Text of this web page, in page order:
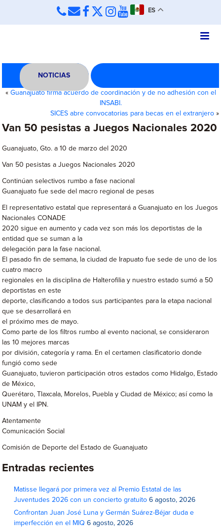
ES
NOTICIAS
« Guanajuato firma acuerdo de coordinación y de no adhesión con el
INSABI.
SICES abre convocatorias para becas en el extranjero»
Van 50 pesistas a Juegos Nacionales 2020
Guanajuato, Gto. a 10 de marzo del 2020
Van 50 pesistas a Juegos Nacionales 2020
Continúan selectivos rumbo a fase nacional
Guanajuato fue sede del macro regional de pesas
El representativo estatal que representará a Guanajuato en los Juegos
Nacionales CONADE
2020 sigue en aumento y cada vez son más los deportistas de la
entidad que se suman a la
delegación para la fase nacional.
El pasado fin de semana, la ciudad de Irapuato fue sede de uno de los
cuatro macro
regionales en la disciplina de Halterofilia y nuestro estado sumó a 50
deportistas en este
deporte, clasificando a todos sus participantes para la etapa nacional
que se desarrollará en
el próximo mes de mayo.
Como parte de los filtros rumbo al evento nacional, se consideraron
las 10 mejores marcas
por división, categoría y rama. En el certamen clasificatorio donde
fungió como sede
Guanajuato, tuvieron participación otros estados como Hidalgo, Estado
de México,
Querétaro, Tlaxcala, Morelos, Puebla y Ciudad de México; así como la
UNAM y el IPN.
Atentamente
Comunicación Social
Comisión de Deporte del Estado de Guanajuato
Entradas recientes
Matisse llegará por primera vez al Premio Estatal de las
Juventudes 2026 con un concierto gratuito 6 agosto, 2026
Confrontan Juan José Luna y Germán Suárez-Béjar duda e
imperfección en el MIQ 6 agosto, 2026